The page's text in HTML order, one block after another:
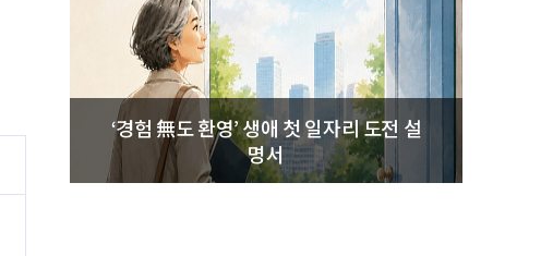
‘경험 無도 환영’ 생애 첫 일자리 도전 설
명서